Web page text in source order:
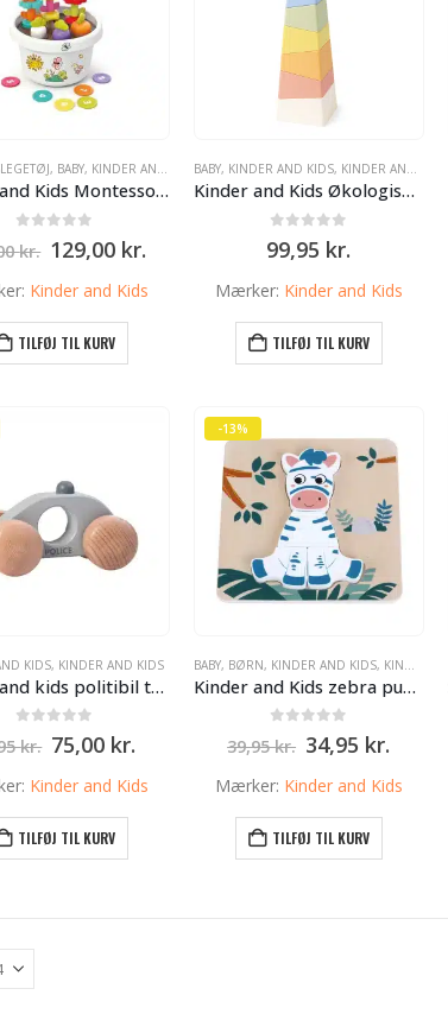
, BABY, KINDER AND KIDS ,KINDER AND KIDS
Kinder and Kids Montessori-pottesæt – finmotorik & leg
kr. Den
oprindelige
pris
149,00 kr..
129,00 kr.
pris
Kinder and Kids
TILFØJ TIL KURV
BABY, KINDER AND KIDS, KINDER AND KIDS
Kinder and Kids Økologisk BIOplast Stabletårn enhjørning.
99,95 kr.
Mærker: Kinder and Kids
TILFØJ TIL KURV
KIDS, KINDER AND KIDS
Kinder and kids politibil træ Grå
kr. Den
oprindelige
pris
79,95 kr..
75,00 kr.
pris
Kinder and Kids
TILFØJ TIL KURV
-13%
BABY, BØRN, KINDER AND KIDS, KINDER AND KIDS
Kinder and Kids zebra puslespil i træ
39,95kr. Den
oprindelige
pris
39,95 kr..
34,95 kr.
pris
Mærker: Kinder and Kids
TILFØJ TIL KURV